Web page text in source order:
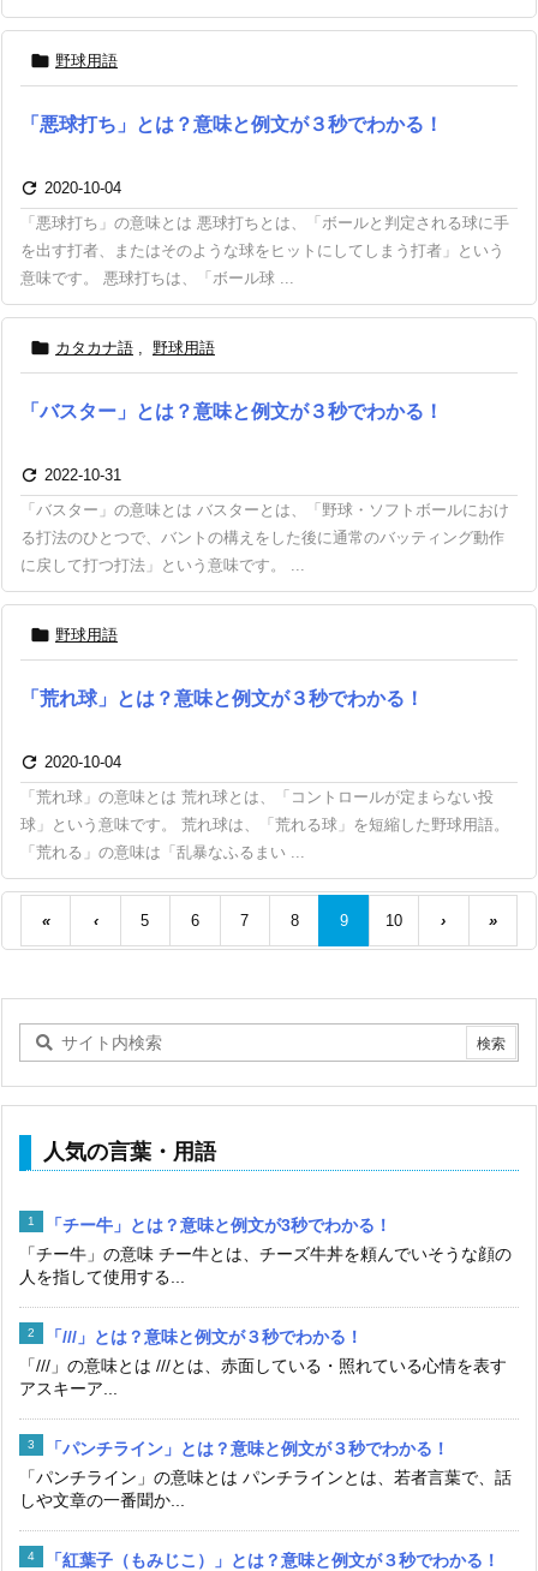
 野球用語
「悪球打ち」とは？意味と例文が３秒でわかる！
 2020-10-04
「悪球打ち」の意味とは 悪球打ちとは、「ボールと判定される球に手
を出す打者、またはそのような球をヒットにしてしまう打者」という
意味です。 悪球打ちは、「ボール球 ...
 カタカナ語 , 野球用語
「バスター」とは？意味と例文が３秒でわかる！
 2022-10-31
「バスター」の意味とは バスターとは、「野球・ソフトボールにおけ
る打法のひとつで、バントの構えをした後に通常のバッティング動作
に戻して打つ打法」という意味です。 ...
 野球用語
「荒れ球」とは？意味と例文が３秒でわかる！
 2020-10-04
「荒れ球」の意味とは 荒れ球とは、「コントロールが定まらない投
球」という意味です。 荒れ球は、「荒れる球」を短縮した野球用語。
「荒れる」の意味は「乱暴なふるまい ...
« ‹ 5 6 7 8 9 10 › »
人気の言葉・用語
「チー牛」とは？意味と例文が3秒でわかる！
「チー牛」の意味 チー牛とは、チーズ牛丼を頼んでいそうな顔の
人を指して使用する...
「///」とは？意味と例文が３秒でわかる！
「///」の意味とは ///とは、赤面している・照れている心情を表す
アスキーア...
「パンチライン」とは？意味と例文が３秒でわかる！
「パンチライン」の意味とは パンチラインとは、若者言葉で、話
しや文章の一番聞か...
「紅葉子（もみじこ）」とは？意味と例文が３秒でわかる！